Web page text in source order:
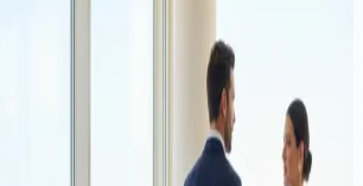
en Chipre y obtener residencia: una guía
fuera de la UE compran propiedades en